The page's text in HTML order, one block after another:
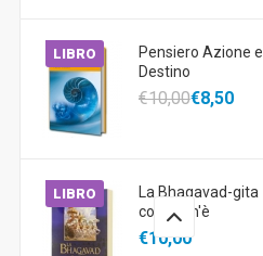
LIBRO
Pensiero Azione e
Destino
€10,00€8,50
LIBRO
La Bhagavad-gita
così com'è
€10,00